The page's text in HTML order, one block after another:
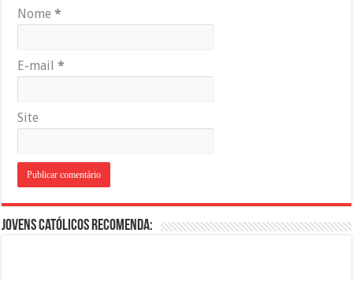
Nome*
E-mail*
Site
Jovens Católicos Recomenda: